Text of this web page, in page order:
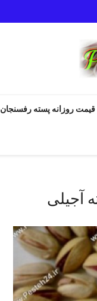
قیمت روزانه پسته رفسنجان
آجیلی